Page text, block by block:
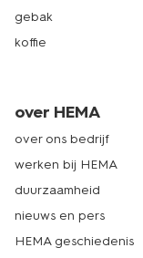
gebak
koffie
over HEMA
over ons bedrijf
werken bij HEMA
duurzaamheid
nieuws en pers
HEMA geschiedenis